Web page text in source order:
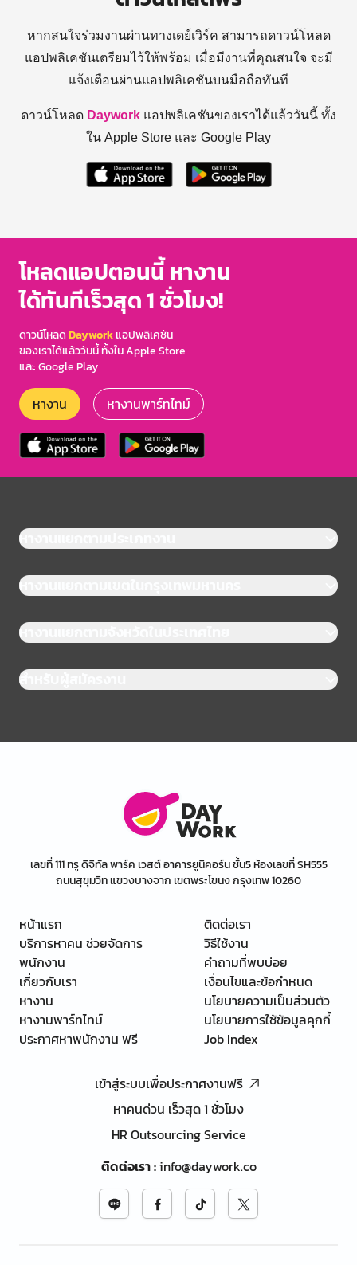
หากสนใจร่วมงานผ่านทางเดย์เวิร์ค สามารถดาวน์โหลด
แอปพลิเคชันเตรียมไว้ให้พร้อม เมื่อมีงานที่คุณสนใจ จะมี
แจ้งเตือนผ่านแอปพลิเคชันบนมือถือทันที
ดาวน์โหลด Daywork แอปพลิเคชันของเราได้แล้ววันนี้ ทั้ง
ใน Apple Store และ Google Play
โหลดแอปตอนนี้ หางาน
ได้ทันทีเร็วสุด 1 ชั่วโมง!
ดาวน์โหลดDayworkแอปพลิเคชัน
ของเราได้แล้ววันนี้ ทั้งใน Apple Store
และ Google Play
หางาน หางานพาร์ทไทม์
หางานแยกตามประเภทงาน
หางานแยกตามเขตในกรุงเทพมหานคร
หางานแยกตามจังหวัดในประเทศไทย
สำหรับผู้สมัครงาน
เลขที่ 111 ทรู ดิจิทัล พาร์ค เวสต์ อาคารยูนิคอร์น ชั้น5 ห้องเลขที่ SH555
ถนนสุขุมวิท แขวงบางจาก เขตพระโขนง กรุงเทพ 10260
หน้าแรก
บริการหาคน ช่วยจัดการ
พนักงาน
เกี่ยวกับเรา
หางาน
หางานพาร์ทไทม์
ประกาศหาพนักงาน ฟรี
ติดต่อเรา
วิธีใช้งาน
คำถามที่พบบ่อย
เงื่อนไขและข้อกำหนด
นโยบายความเป็นส่วนตัว
นโยบายการใช้ข้อมูลคุกกี้
Job Index
เข้าสู่ระบบเพื่อประกาศงานฟรี
หาคนด่วน เร็วสุด 1 ชั่วโมง
HR Outsourcing Service
ติดต่อเรา:info@daywork.co